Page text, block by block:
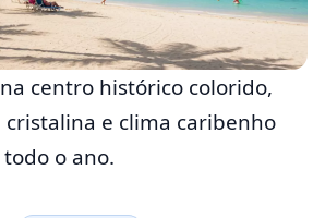
centro histórico colorido,
e clima caribenho
o ano.